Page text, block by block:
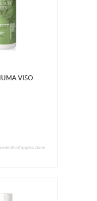
VISO
all'applicazione